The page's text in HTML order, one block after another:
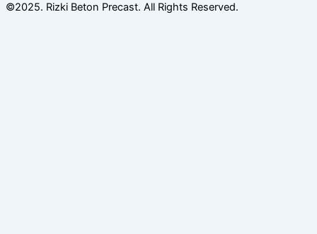
©2025. Rizki Beton Precast. All Rights Reserved.